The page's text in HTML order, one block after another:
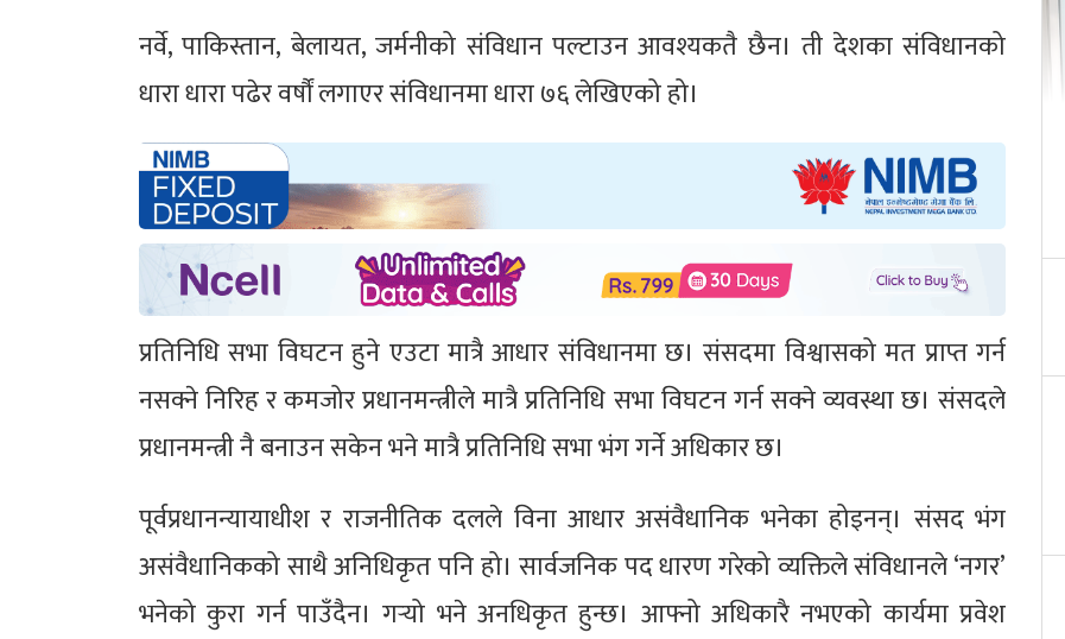
नर्वे, पाकिस्तान, बेलायत, जर्मनीको संविधान पल्टाउन आवश्यकतै छैन। ती देशका संविधानको
धारा धारा पढेर वर्षौं लगाएर संविधानमा धारा ७६ लेखिएको हो।
प्रतिनिधि सभा विघटन हुने एउटा मात्रै आधार संविधानमा छ। संसदमा विश्वासको मत प्राप्त गर्न
नसक्ने निरिह र कमजोर प्रधानमन्त्रीले मात्रै प्रतिनिधि सभा विघटन गर्न सक्ने व्यवस्था छ। संसदले
प्रधानमन्त्री नै बनाउन सकेन भने मात्रै प्रतिनिधि सभा भंग गर्ने अधिकार छ।
पूर्वप्रधानन्यायाधीश र राजनीतिक दलले विना आधार असंवैधानिक भनेका होइनन्। संसद भंग
असंवैधानिकको साथै अनिधिकृत पनि हो। सार्वजनिक पद धारण गरेको व्यक्तिले संविधानले ‘नगर’
भनेको कुरा गर्न पाउँदैन। गर्‍यो भने अनधिकृत हुन्छ। आफ्नो अधिकारै नभएको कार्यमा प्रवेश